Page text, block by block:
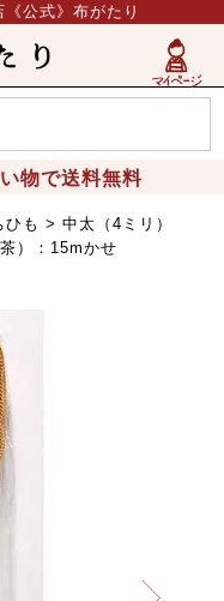
公式》布がたり
物で送料無料
も
中太（4ミリ）
）：15mかせ